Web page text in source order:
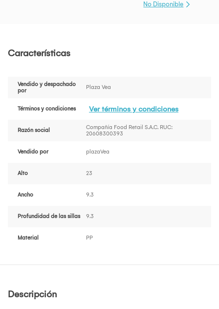
No Disponible
Características
Vendido y despachado
por
Plaza Vea
Términos y condiciones Ver términos y condiciones
Razón social
Compañía Food Retail S.A.C. RUC:
20608300393
Vendido por plazaVea
Alto 23
Ancho 9.3
Profundidad de las sillas 9.3
Material PP
Descripción